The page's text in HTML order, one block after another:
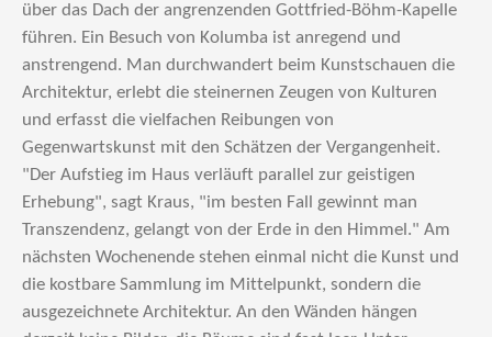
über das Dach der angrenzenden Gottfried-Böhm-Kapelle
führen. Ein Besuch von Kolumba ist anregend und
anstrengend. Man durchwandert beim Kunstschauen die
Architektur, erlebt die steinernen Zeugen von Kulturen
und erfasst die vielfachen Reibungen von
Gegenwartskunst mit den Schätzen der Vergangenheit.
"Der Aufstieg im Haus verläuft parallel zur geistigen
Erhebung", sagt Kraus, "im besten Fall gewinnt man
Transzendenz, gelangt von der Erde in den Himmel." Am
nächsten Wochenende stehen einmal nicht die Kunst und
die kostbare Sammlung im Mittelpunkt, sondern die
ausgezeichnete Architektur. An den Wänden hängen